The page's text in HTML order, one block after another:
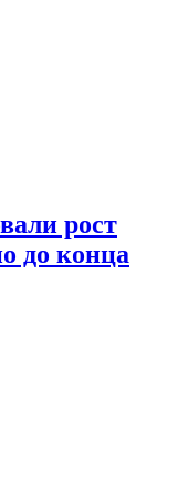
рост
до конца